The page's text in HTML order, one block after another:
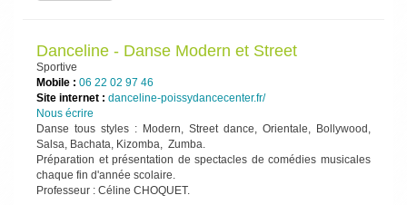
Danceline - Danse Modern et Street
Sportive
Mobile : 06 22 02 97 46
Site internet : danceline-poissydancecenter.fr/
Nous écrire
Danse tous styles : Modern, Street dance, Orientale, Bollywood,
Salsa, Bachata, Kizomba, Zumba.
Préparation et présentation de spectacles de comédies musicales
chaque fin d'année scolaire.
Professeur : Céline CHOQUET.